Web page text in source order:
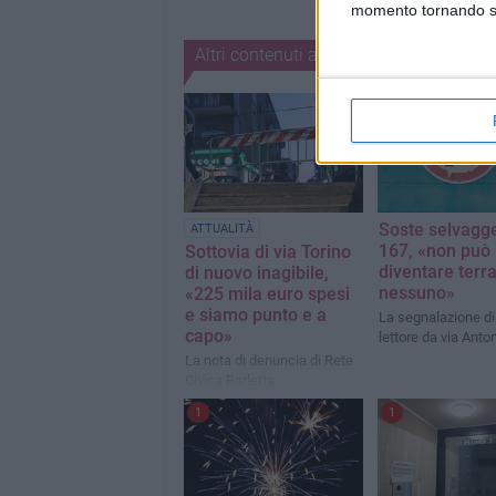
momento tornando
Altri contenuti a tema
ATTUALITÀ
Sottovia di via Torino
di nuovo inagibile,
«225 mila euro spesi
e siamo punto e a
capo»
La nota di denuncia di Rete
Soste
167, «non può
diventare
nessuno»
La segnalazione
lettore da via
1 1